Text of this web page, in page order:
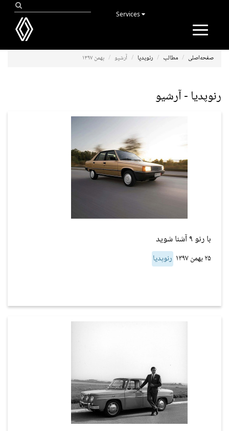
Toggle
صفحه‌اصلی مطالب رنوپدیا آرشیو بهمن ۱۳۹۷
رنوپدیا - آرشیو
با رنو ۹ آشنا شوید
۲۵ بهمن ۱۳۹۷ رنوپدیا